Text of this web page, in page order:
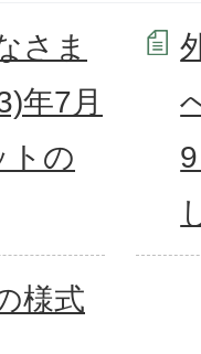
さま
年7月
トの
様式